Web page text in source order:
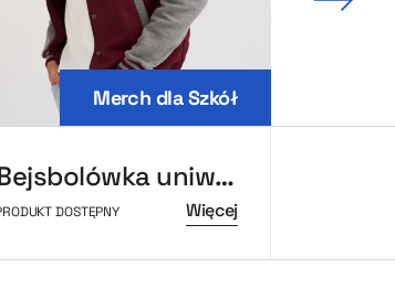
Merch dla Szkół
Bejsbolówka uniwersytecka MerchUp
DOSTĘPNY Więcej